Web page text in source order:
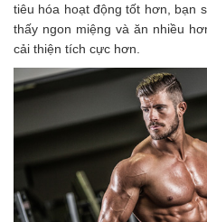
tiêu hóa hoạt động tốt hơn, bạn
thấy ngon miệng và ăn nhiều
cải thiện tích cực hơn.